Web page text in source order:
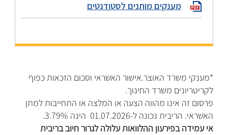
מענקים מותנים לסטודנטים
*מענקי משרד האוצר.אישור האשראי וסכום הזכאות כפוף
לקריטריונים משרד החינוך.
פרסום זה אינו מהווה הצעה או המלצה או התחייבות למתן
האשראי. הריבית נכונה ל-01.07.2026 הינה 3.79%.
אי עמידה בפירעון ההלוואות עלולה לגרור חיוב בריבית